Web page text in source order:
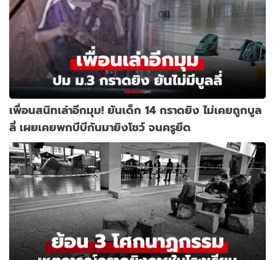
เพื่อนสนิทเล่าอีกมุม! ยันเด็ก 14 กราดยิง ไม่เคยถูกบูล
ลี่ เผยเคยพกบีบีกันมายิงโชว์ จนครูยึด